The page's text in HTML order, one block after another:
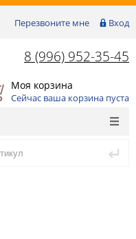
Перезвоните мне Вход
8 (996) 952-35-45
Моя корзина
Сейчас ваша корзина пуста